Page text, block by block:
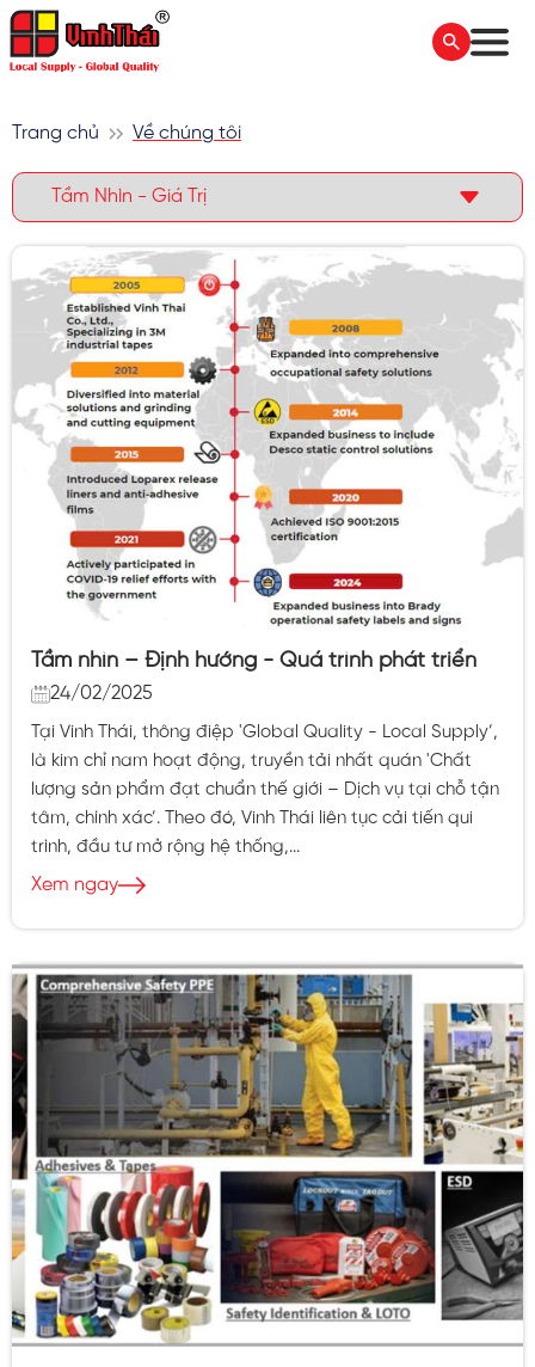
Trang chủ Về chúng tôi
Tầm nhìn – Định hướng - Quá trình phát triển
24/02/2025
Tại Vinh Thái, thông điệp 'Global Quality - Local Supply’,
là kim chỉ nam hoạt động, truyền tải nhất quán 'Chất
lượng sản phẩm đạt chuẩn thế giới – Dịch vụ tại chỗ tận
tâm, chính xác’. Theo đó, Vinh Thái liên tục cải tiến qui
trình, đầu tư mở rộng hệ thống,...
Xem ngay